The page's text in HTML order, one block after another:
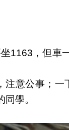
1163 ，但車
意公事；
學。